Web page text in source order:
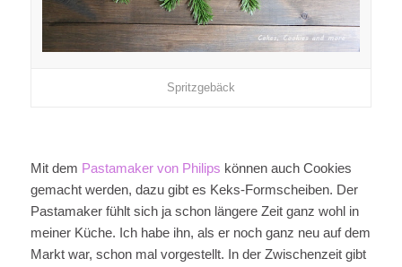
Spritzgebäck
Mit dem Pastamaker von Philips können auch Cookies
gemacht werden, dazu gibt es Keks-Formscheiben. Der
Pastamaker fühlt sich ja schon längere Zeit ganz wohl in
meiner Küche. Ich habe ihn, als er noch ganz neu auf dem
Markt war, schon mal vorgestellt. In der Zwischenzeit gibt